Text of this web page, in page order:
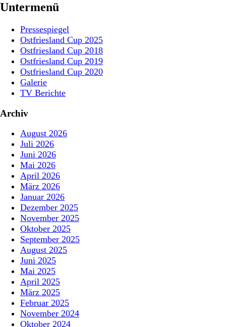
Untermenü
Pressespiegel
Ostfriesland Cup 2025
Ostfriesland Cup 2018
Ostfriesland Cup 2019
Ostfriesland Cup 2020
Galerie
TV Berichte
Archiv
August 2026
Juli 2026
Juni 2026
Mai 2026
April 2026
März 2026
Januar 2026
Dezember 2025
November 2025
Oktober 2025
September 2025
August 2025
Juni 2025
Mai 2025
April 2025
März 2025
Februar 2025
November 2024
Oktober 2024